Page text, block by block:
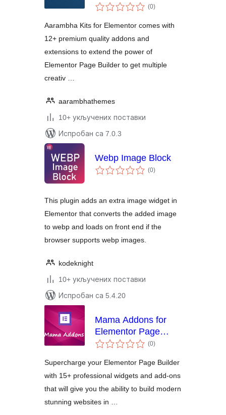
(0укупних
оцена
)
Aarambha Kits for Elementor comes with
12+ premium quality addons and
extensions to extend the power of
Elementor Page Builder to get multiple
creativ …
aarambhathemes
10+ укључених поставки
Испробан са 7.0.3
Webp Image Block
(0укупних
оцена
)
This plugin adds an extra image widget in
Elementor that converts the added image
to webp and loads on front end if the
browser supports webp images.
kodeknight
10+ укључених поставки
Испробан са 5.4.20
Mama Addons for
Elementor Page
Builder
(0укупних
оцена
)
Supercharge your Elementor Page Builder
with 15+ professional widgets and add-ons
that will give you the ability to build modern
stunning websites in …